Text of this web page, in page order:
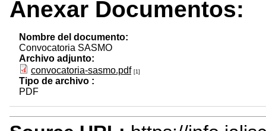
Anexar Documentos:
Nombre del documento:
Convocatoria SASMO
Archivo adjunto:
convocatoria-sasmo.pdf [1]
Tipo de archivo :
PDF